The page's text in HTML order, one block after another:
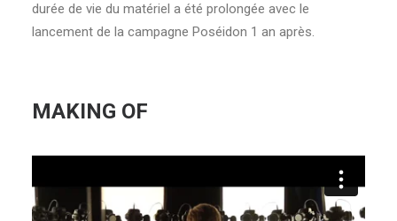
durée de vie du matériel a été prolongée avec le
lancement de la campagne Poséidon 1 an après.
MAKING OF